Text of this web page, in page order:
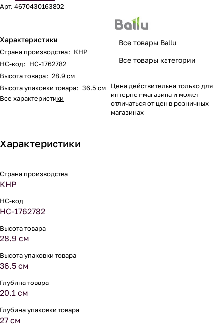
Арт. 4670430163802
Характеристики
Страна производства: КНР
НС-код: НС-1762782
Высота товара: 28.9 см
Высота упаковки товара: 36.5 см
Все характеристики
Все товары Ballu
Все товары категории
Цена действительна только для
интернет-магазина и может
отличаться от цен в розничных
магазинах
Характеристики
Страна производства
КНР
НС-код
НС-1762782
Высота товара
28.9 см
Высота упаковки товара
36.5 см
Глубина товара
20.1 см
Глубина упаковки товара
27 см